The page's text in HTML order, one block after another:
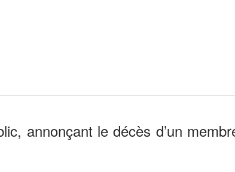
annonçant le décès d’un